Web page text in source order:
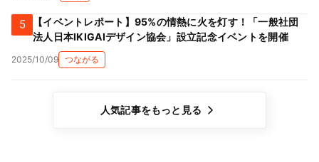
5
【イベントレポート】95%の情熱に火を灯す！「一般社団
法人日本IKIGAIデザイン協会」設立記念イベントを開催
2025/10/09 つながる
人気記事をもっと見る